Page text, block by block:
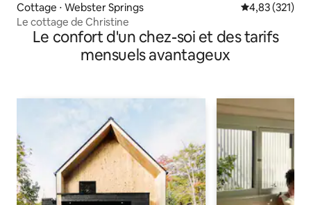
Cottage ⋅ Webster Springs Évaluation
4,83 (321)
Le cottage de Christine
Le confort d'un chez-soi et des tarifs
mensuels avantageux